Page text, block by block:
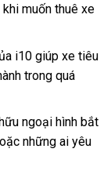
muốn thuê xe
i10 giúp xe tiêu
trong quá
ngoại hình bắt
những ai yêu